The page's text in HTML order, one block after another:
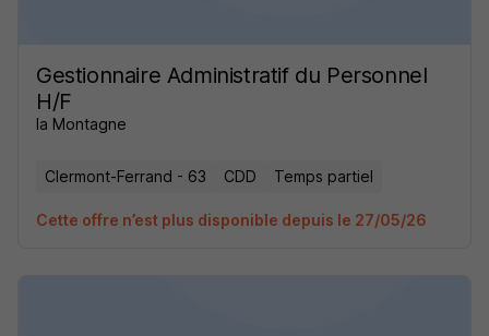
Gestionnaire Administratif du Personnel
H/F
la Montagne
Clermont-Ferrand - 63 CDD Temps partiel
Cette offre n’est plus disponible depuis le 27/05/26